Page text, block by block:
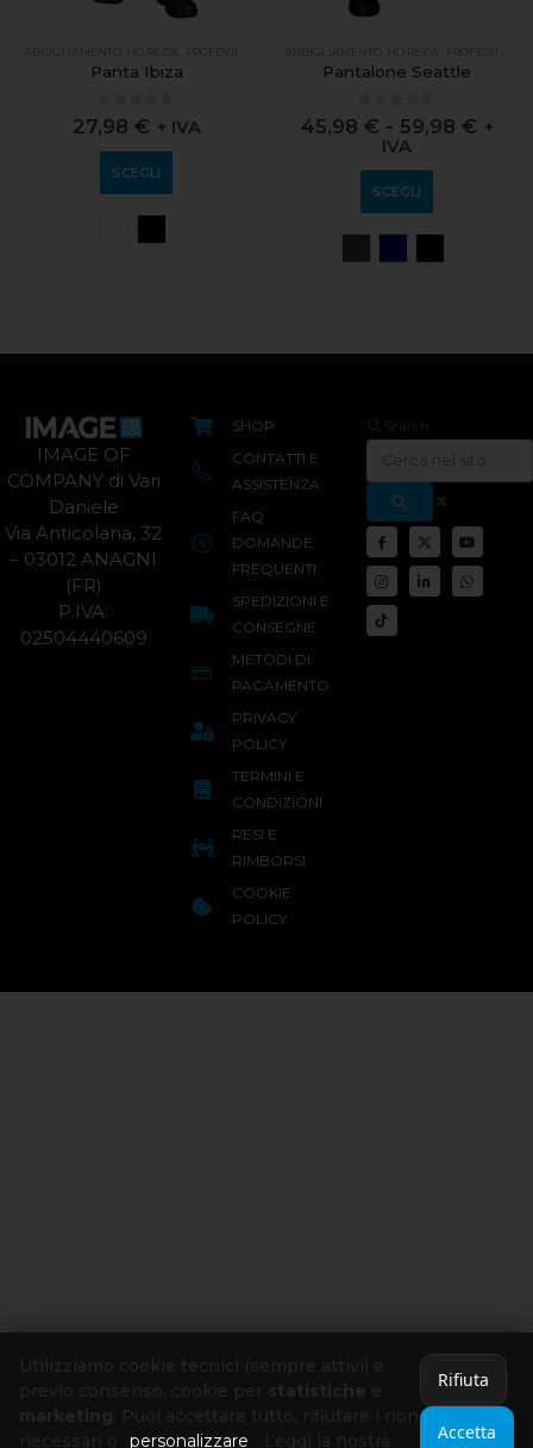
ABBIGLIAMENTO HO.RE.CA. PROFESSIONALE
Panta Ibiza
0out of 5
27,98 € + IVA
SCEGLI
ABBIGLIAMENTO HO.RE.CA. PROFESSIONALE
Pantalone Seattle
out of 5
45,98 € - 59,98 € +
IVA
SCEGLI
IMAGE OF
COMPANY di Vari
Daniele
Via Anticolana, 32
– 03012 ANAGNI
(FR)
P.IVA:
02504440609
SHOP
CONTATTI E
ASSISTENZA
FAQ
DOMANDE
FREQUENTI
SPEDIZIONI E
CONSEGNE
METODI DI
PAGAMENTO
PRIVACY
POLICY
TERMINI E
CONDIZIONI
RESI E
RIMBORSI
COOKIE
POLICY
Utilizziamo cookie tecnici (sempre attivi) e,
previo consenso, cookie per statistiche e
marketing. Puoi accettare tutto, rifiutare i non
necessari o
personalizzare . Leggi la nostra
Rifiuta
Accetta